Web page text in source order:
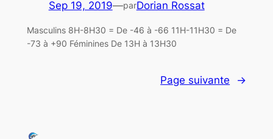
Sep 19, 2019—parDorian Rossat
Masculins 8H-8H30 = De -46 à -66 11H-11H30 = De
-73 à +90 Féminines De 13H à 13H30
Page suivante →